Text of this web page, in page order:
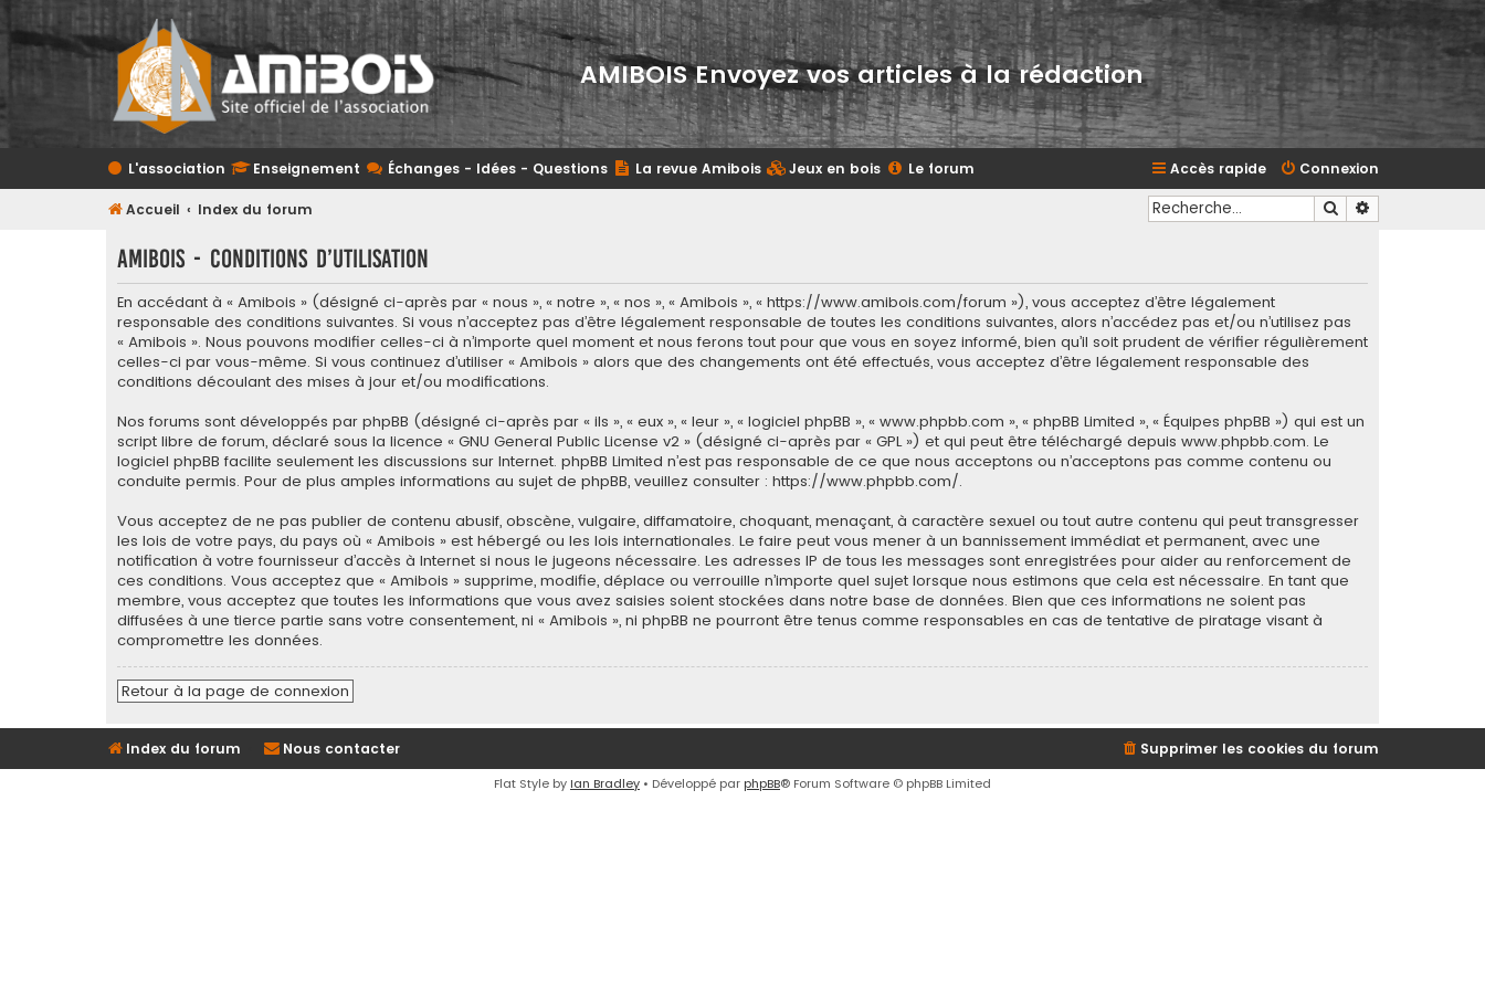
AMIBOIS Envoyez vos articles à la rédaction
L'association Enseignement Échanges - Idées - Questions La revue Amibois Jeux en bois Le forum Connexion
Accès rapide
Accueil Index du forum Rechercher
Amibois - Conditions d’utilisation
En accédant à « Amibois » (désigné ci-après par « nous », « notre », « nos », « Amibois », « https://www.amibois.com/forum »), vous acceptez d’être légalement
responsable des conditions suivantes. Si vous n’acceptez pas d’être légalement responsable de toutes les conditions suivantes, alors n’accédez pas et/ou n’utilisez pas
« Amibois ». Nous pouvons modifier celles-ci à n’importe quel moment et nous ferons tout pour que vous en soyez informé, bien qu’il soit prudent de vérifier régulièrement
celles-ci par vous-même. Si vous continuez d’utiliser « Amibois » alors que des changements ont été effectués, vous acceptez d’être légalement responsable des
conditions découlant des mises à jour et/ou modifications.
Nos forums sont développés par phpBB (désigné ci-après par « ils », « eux », « leur », « logiciel phpBB », « www.phpbb.com », « phpBB Limited », « Équipes phpBB ») qui est un
script libre de forum, déclaré sous la licence « GNU General Public License v2 » (désigné ci-après par « GPL ») et qui peut être téléchargé depuis www.phpbb.com. Le
logiciel phpBB facilite seulement les discussions sur Internet. phpBB Limited n’est pas responsable de ce que nous acceptons ou n’acceptons pas comme contenu ou
conduite permis. Pour de plus amples informations au sujet de phpBB, veuillez consulter : https://www.phpbb.com/.
Vous acceptez de ne pas publier de contenu abusif, obscène, vulgaire, diffamatoire, choquant, menaçant, à caractère sexuel ou tout autre contenu qui peut transgresser
les lois de votre pays, du pays où « Amibois » est hébergé ou les lois internationales. Le faire peut vous mener à un bannissement immédiat et permanent, avec une
notification à votre fournisseur d’accès à Internet si nous le jugeons nécessaire. Les adresses IP de tous les messages sont enregistrées pour aider au renforcement de
ces conditions. Vous acceptez que « Amibois » supprime, modifie, déplace ou verrouille n’importe quel sujet lorsque nous estimons que cela est nécessaire. En tant que
membre, vous acceptez que toutes les informations que vous avez saisies soient stockées dans notre base de données. Bien que ces informations ne soient pas
diffusées à une tierce partie sans votre consentement, ni « Amibois », ni phpBB ne pourront être tenus comme responsables en cas de tentative de piratage visant à
compromettre les données.
Retour à la page de connexion
Index du forum Nous contacter Supprimer les cookies du forum
Flat Style by Ian Bradley • Développé par phpBB® Forum Software © phpBB Limited